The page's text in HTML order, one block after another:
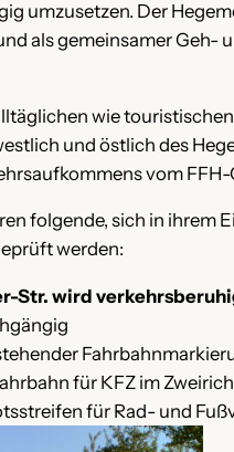
umzusetzen. Der
als gemeinsamer Geh-
wie
und östlich des
vom
folgende, sich in ihrem
werden:
Str. wird
für KFZ im
für Rad- und